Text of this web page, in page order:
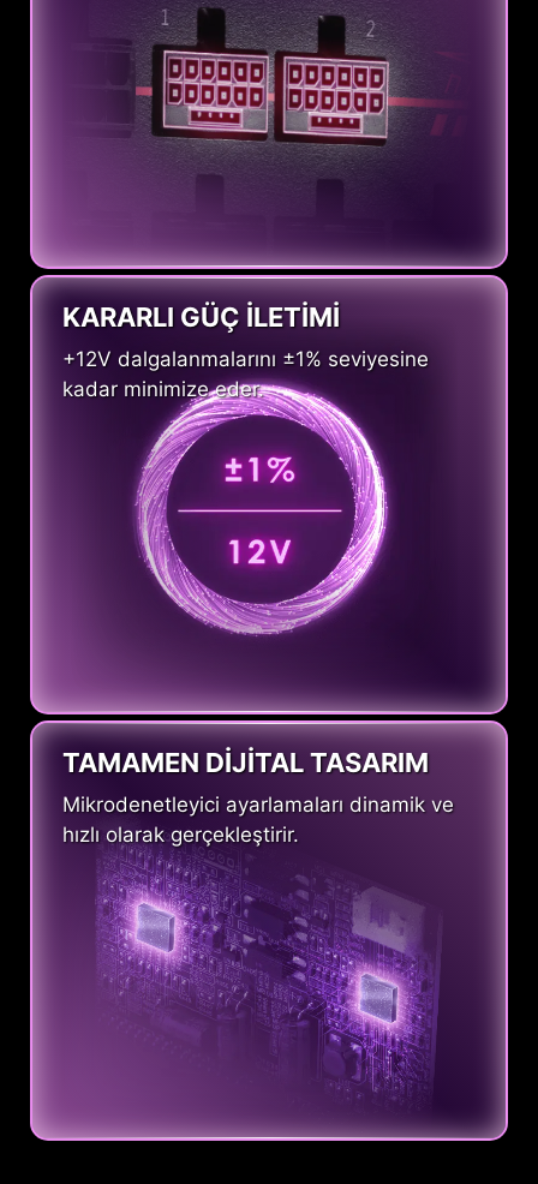
KARARLI GÜÇ İLETİMİ
+12V dalgalanmalarını ±1% seviyesine
kadar minimize eder.
TAMAMEN DİJİTAL TASARIM
Mikrodenetleyici ayarlamaları dinamik ve
hızlı olarak gerçekleştirir.